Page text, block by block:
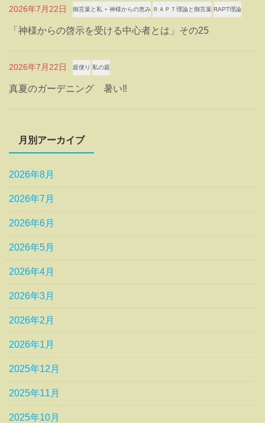
2026年7月22日 御言葉と私 ⋆ 神様からの恵み ＲＡＰＴ理論と御言葉 RAPT理論
「神様からの啓示を受ける中心者とは」その25
2026年7月22日 庭便り 私の庭
真夏のガーデニング 暑い‼
月別アーカイブ
2026年8月
2026年7月
2026年6月
2026年5月
2026年4月
2026年3月
2026年2月
2026年1月
2025年12月
2025年11月
2025年10月